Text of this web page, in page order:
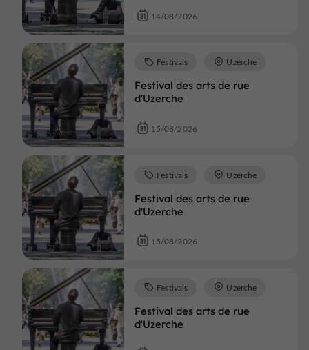
14/08/2026
Festival des arts de rue
d'Uzerche
Festivals Uzerche
15/08/2026
Festival des arts de rue
d'Uzerche
Festivals Uzerche
15/08/2026
Festival des arts de rue
d'Uzerche
Festivals Uzerche